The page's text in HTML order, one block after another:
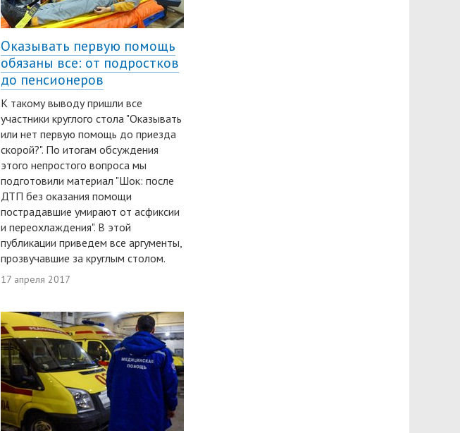
Оказывать первую помощь
обязаны все: от подростков
до пенсионеров
К такому выводу пришли все
участники круглого стола "Оказывать
или нет первую помощь до приезда
скорой?". По итогам обсуждения
этого непростого вопроса мы
подготовили материал "Шок: после
ДТП без оказания помощи
пострадавшие умирают от асфиксии
и переохлаждения". В этой
публикации приведем все аргументы,
прозвучавшие за круглым столом.
17 апреля 2017